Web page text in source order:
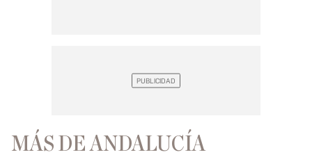
MÁS DE ANDALUCÍA